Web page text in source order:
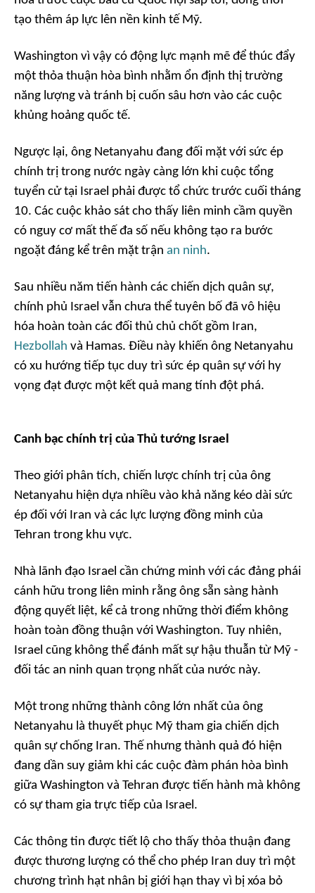
tạo thêm áp lực lên nền kinh tế Mỹ.
Washington vì vậy có động lực mạnh mẽ để thúc đẩy
một thỏa thuận hòa bình nhằm ổn định thị trường
năng lượng và tránh bị cuốn sâu hơn vào các cuộc
khủng hoảng quốc tế.
Ngược lại, ông Netanyahu đang đối mặt với sức ép
chính trị trong nước ngày càng lớn khi cuộc tổng
tuyển cử tại Israel phải được tổ chức trước cuối tháng
10. Các cuộc khảo sát cho thấy liên minh cầm quyền
có nguy cơ mất thế đa số nếu không tạo ra bước
ngoặt đáng kể trên mặt trận an ninh.
Sau nhiều năm tiến hành các chiến dịch quân sự,
chính phủ Israel vẫn chưa thể tuyên bố đã vô hiệu
hóa hoàn toàn các đối thủ chủ chốt gồm Iran,
Hezbollah và Hamas. Điều này khiến ông Netanyahu
có xu hướng tiếp tục duy trì sức ép quân sự với hy
vọng đạt được một kết quả mang tính đột phá.
Canh bạc chính trị của Thủ tướng Israel
Theo giới phân tích, chiến lược chính trị của ông
Netanyahu hiện dựa nhiều vào khả năng kéo dài sức
ép đối với Iran và các lực lượng đồng minh của
Tehran trong khu vực.
Nhà lãnh đạo Israel cần chứng minh với các đảng phái
cánh hữu trong liên minh rằng ông sẵn sàng hành
động quyết liệt, kể cả trong những thời điểm không
hoàn toàn đồng thuận với Washington. Tuy nhiên,
Israel cũng không thể đánh mất sự hậu thuẫn từ Mỹ -
đối tác an ninh quan trọng nhất của nước này.
Một trong những thành công lớn nhất của ông
Netanyahu là thuyết phục Mỹ tham gia chiến dịch
quân sự chống Iran. Thế nhưng thành quả đó hiện
đang dần suy giảm khi các cuộc đàm phán hòa bình
giữa Washington và Tehran được tiến hành mà không
có sự tham gia trực tiếp của Israel.
Các thông tin được tiết lộ cho thấy thỏa thuận đang
được thương lượng có thể cho phép Iran duy trì một
chương trình hạt nhân bị giới hạn thay vì bị xóa bỏ